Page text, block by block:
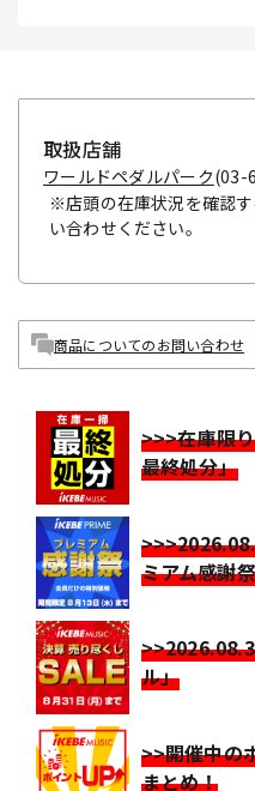
取扱店舗
ワールドペダルパーク(03-
※店頭の在庫状況を確認
い合わせください。
商品についてのお問い合わせ
>>>在庫限
最終処分」
ミアム感謝
ル」
>>開催中の
まとめ！